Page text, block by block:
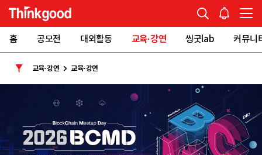
홈 공모전 대외활동 교육·강연 씽굿lab 커뮤니
교육·강연 교육·강연